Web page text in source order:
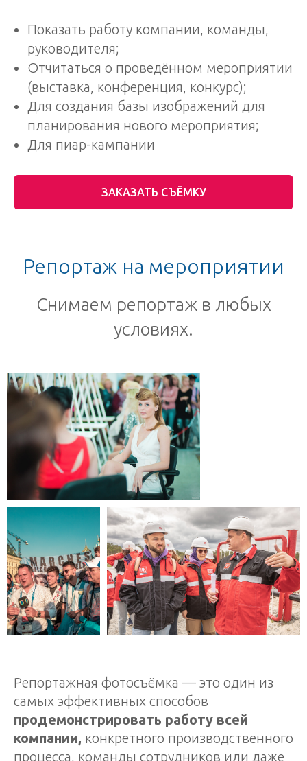
Показать работу компании, команды,
руководителя;
Отчитаться о проведённом мероприятии
(выставка, конференция, конкурс);
Для создания базы изображений для
планирования нового мероприятия;
Для пиар-кампании
ЗАКАЗАТЬ СЪЁМКУ
Репортаж на мероприятии
Снимаем репортаж в любых
условиях.
Репортажная фотосъёмка — это один из
самых эффективных способов
продемонстрировать работу всей
компании, конкретного производственного
процесса, команды сотрудников или даже